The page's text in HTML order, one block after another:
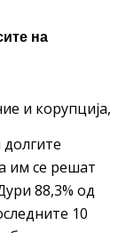
на
и корупција,
долгите
им се решат
88,3% од
10